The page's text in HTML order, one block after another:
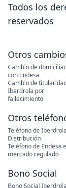
Otros
Cambio de
con Endesa
Cambio de
Iberdrola por
fallecimiento
Otros
Teléfono de Iberdrola
Distribución
Teléfono de Endesa
mercado regulado
Bono Social
Bono Social Iberdrola
Todos los
reservados